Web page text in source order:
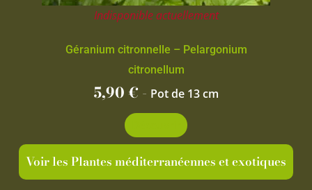
Indisponible actuellement
Géranium citronnelle – Pelargonium
citronellum
5,90€ - Pot de 13 cm
Voir les Plantes méditerranéennes et exotiques